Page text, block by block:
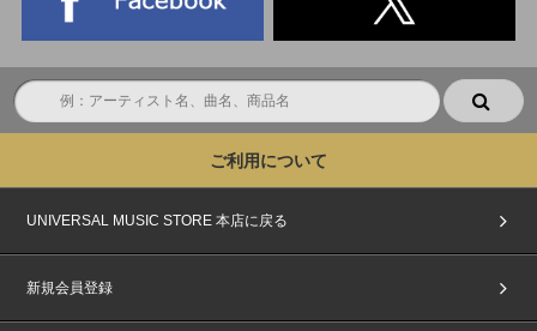
ご利用について
UNIVERSAL MUSIC STORE 本店に戻る
新規会員登録